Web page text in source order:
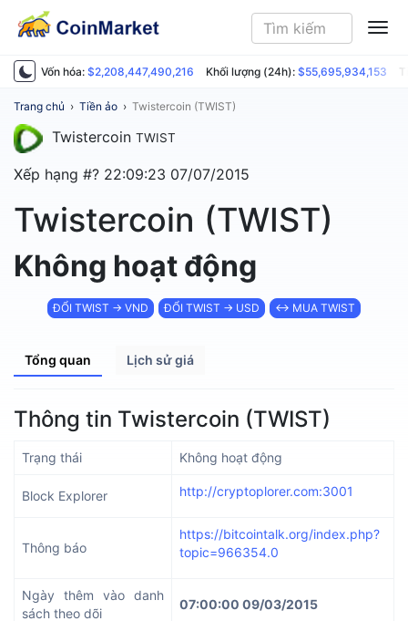
Vốn hóa: $2,208,447,490,216 Khối lượng (24h): $55,695,934,153
Trang chủ › Tiền ảo › Twistercoin (TWIST)
Twistercoin TWIST
Xếp hạng #? 22:09:23 07/07/2015
Twistercoin (TWIST)
Không hoạt động
ĐỔI TWIST → VND ĐỔI TWIST → USD ↔ MUA TWIST
Tổng quan Lịch sử giá
Thông tin Twistercoin (TWIST)
Trạng thái Không hoạt động
Block Explorer http://cryptoplorer.com:3001
Thông báo
https://bitcointalk.org/index.php?
topic=966354.0
Ngày thêm vào danh
sách theo dõi
07:00:00 09/03/2015